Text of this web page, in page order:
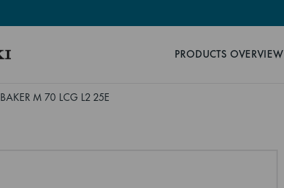
PRODUCTS OVERVIEW
BAKER M 70 LCG L2 25E